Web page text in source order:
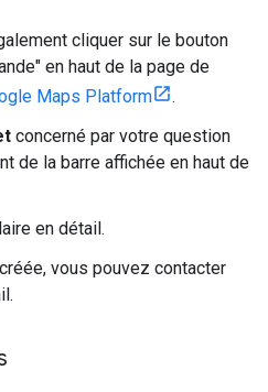
cliquer sur le bouton
en haut de la page de
Maps Platform
.
concerné par votre question
de la barre affichée en haut de
en détail.
vous pouvez contacter